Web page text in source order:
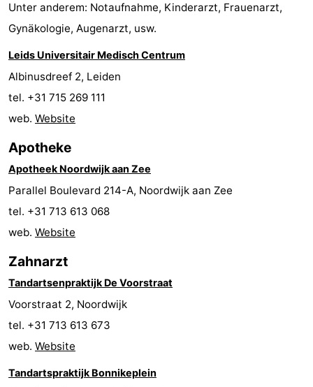
Zentren
Dörfer
&
Städte
Natur
Sport
-
Schwimmbader
-
Radfahren
-
Wandern
-
Golfplatze
-
Sportangeln
Essen
und
Veranstaltungen
Unter anderem: Notaufnahme, Kinderarzt, Frauenarzt,
Gynäkologie, Augenarzt, usw.
Leids Universitair Medisch Centrum
Albinusdreef 2, Leiden
tel. +31 715 269 111
web. Website
Apotheke
Apotheek Noordwijk aan Zee
Parallel Boulevard 214-A, Noordwijk aan Zee
tel. +31 713 613 068
web. Website
Zahnarzt
Tandartsenpraktijk De Voorstraat
Voorstraat 2, Noordwijk
tel. +31 713 613 673
web. Website
Tandartspraktijk Bonnikeplein